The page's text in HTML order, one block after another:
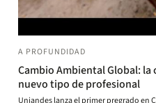
A PROFUNDIDAD
Cambio Ambiental Global: la
nuevo tipo de profesional
Uniandes lanza el primer pregrado en